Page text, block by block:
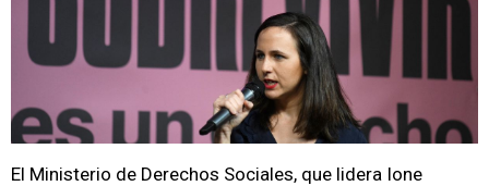
El Ministerio de Derechos Sociales, que lidera Ione